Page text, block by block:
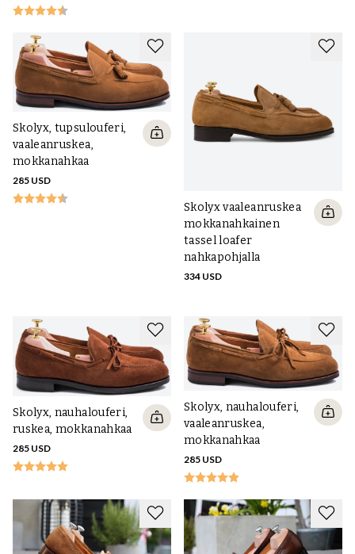
Skolyx, tupsulouferi,
vaaleanruskea,
mokkanahkaa
285 USD
Skolyx vaaleanruskea
mokkanahkainen
tassel loafer
nahkapohjalla
334 USD
Skolyx, nauhalouferi,
ruskea, mokkanahkaa
285 USD
Skolyx, nauhalouferi,
vaaleanruskea,
mokkanahkaa
285 USD